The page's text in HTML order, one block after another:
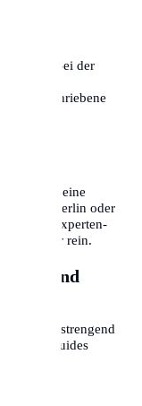
Bei der
unterschriebene
eine
wie Berlin oder
Experten-
8:00 Uhr rein.
sind
wie anstrengend
Unsere Guides